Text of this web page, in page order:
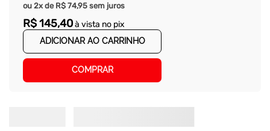
ou 2x de R$ 74,95 sem juros
R$145,40à vista no pix
ADICIONAR AO CARRINHO
COMPRAR